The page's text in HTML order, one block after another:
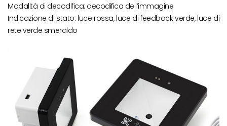
Modalità di decodifica: decodifica dell’immagine
Indicazione di stato: luce rossa, luce di feedback verde, luce di
rete verde smeraldo